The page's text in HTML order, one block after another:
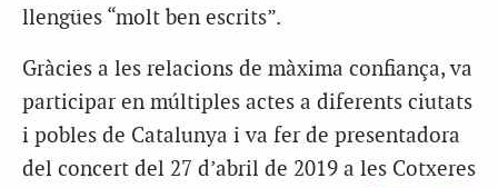
llengües “molt ben escrits”.
Gràcies a les relacions de màxima confiança, va
participar en múltiples actes a diferents ciutats
i pobles de Catalunya i va fer de presentadora
del concert del 27 d’abril de 2019 a les Cotxeres